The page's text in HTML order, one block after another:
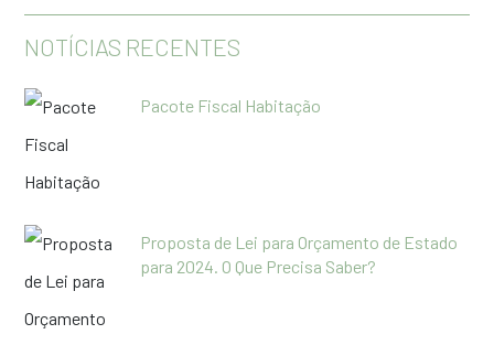
NOTÍCIAS RECENTES
Pacote Fiscal Habitação
Proposta de Lei para Orçamento de Estado
para 2024. O Que Precisa Saber?